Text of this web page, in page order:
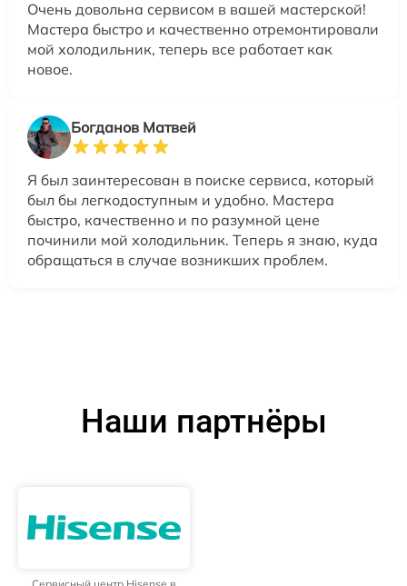
Очень довольна сервисом в вашей мастерской!
Мастера быстро и качественно отремонтировали
мой холодильник, теперь все работает как
новое.
Богданов Матвей
Я был заинтересован в поиске сервиса, который
был бы легкодоступным и удобно. Мастера
быстро, качественно и по разумной цене
починили мой холодильник. Теперь я знаю, куда
обращаться в случае возникших проблем.
Наши партнёры